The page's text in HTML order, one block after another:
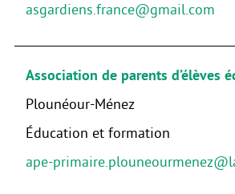
asgardiens.france@gmail.com
Association de parents d’élèves
Plounéour-Ménez
Éducation et formation
ape-